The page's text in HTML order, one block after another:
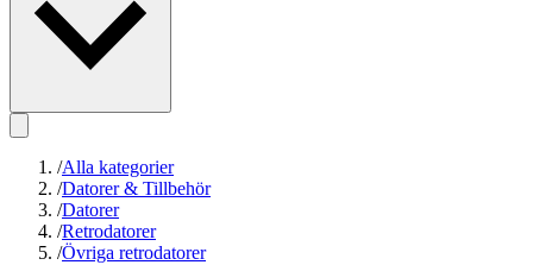
/Alla kategorier
/Datorer & Tillbehör
/Datorer
/Retrodatorer
/Övriga retrodatorer